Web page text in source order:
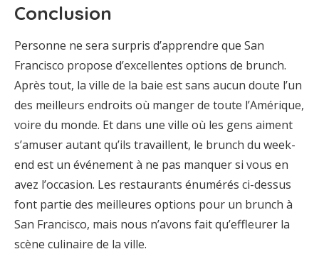
Conclusion
Personne ne sera surpris d’apprendre que San
Francisco propose d’excellentes options de brunch.
Après tout, la ville de la baie est sans aucun doute l’un
des meilleurs endroits où manger de toute l’Amérique,
voire du monde. Et dans une ville où les gens aiment
s’amuser autant qu’ils travaillent, le brunch du week-
end est un événement à ne pas manquer si vous en
avez l’occasion. Les restaurants énumérés ci-dessus
font partie des meilleures options pour un brunch à
San Francisco, mais nous n’avons fait qu’effleurer la
scène culinaire de la ville.